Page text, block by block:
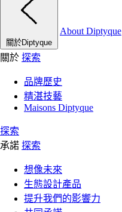
關於Diptyque
About Diptyque
關於 探索
品牌歷史
精湛技藝
Maisons Diptyque
探索
承諾 探索
想像未來
生態設計產品
提升我們的影響力